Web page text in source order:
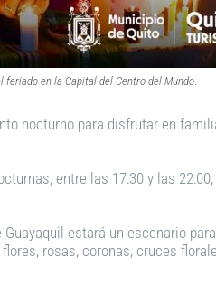
en la Capital del Centro del Mundo.
nocturno para disfrutar en
entre las 17:30 y las
estará un escenario
rosas, coronas, cruces